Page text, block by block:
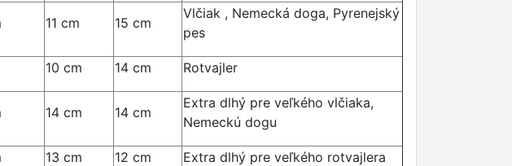
11 cm 15 cm
Vlčiak , Nemecká doga, Pyrenejský
pes
10 cm 14 cm Rotvajler
14 cm 14 cm
Extra dlhý pre veľkého vlčiaka,
Nemeckú dogu
13 cm 12 cm Extra dlhý pre veľkého rotvajlera